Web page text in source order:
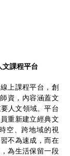
課程平台
上課程平台，創
資，內容涵蓋文
人文領域。平台
重新建立經典文
空、跨地域的視
不為速成，而在
為生活保留一段